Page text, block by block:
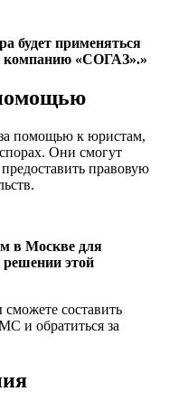
будет применяться
компанию «СОГАЗ».»
помощью к юристам,
Они смогут
правовую
в Москве для
этой
составить
и обратиться за